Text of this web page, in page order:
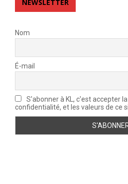
NEWSLETTER
Nom
É-mail
S'abonner à KL, c'est accepter
confidentialité, et les valeurs de ce